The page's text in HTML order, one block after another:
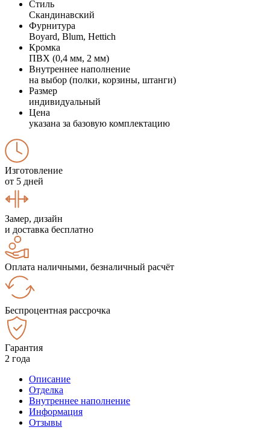
Стиль
Скандинавский
Фурнитура
Boyard, Blum, Hettich
Кромка
ПВХ (0,4 мм, 2 мм)
Внутреннее наполнение
на выбор (полки, корзины, штанги)
Размер
индивидуальный
Цена
указана за базовую комплектацию
Изготовление
от 5 дней
Замер, дизайн
и доставка бесплатно
Оплата наличными, безналичный расчёт
Беспроцентная рассрочка
Гарантия
2 года
Описание
Отделка
Внутреннее наполнение
Информация
Отзывы